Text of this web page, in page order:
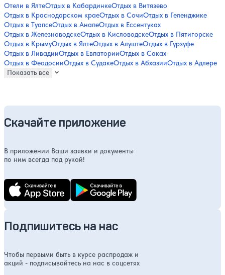
Отели в ЯлтеОтдых в КабардинкеОтдых в Витязево
Отдых в Краснодарском краеОтдых в СочиОтдых в Геленджике
Отдых в ТуапсеОтдых в АнапеОтдых в Ессентуках
Отдых в ЖелезноводскеОтдых в КисловодскеОтдых в Пятигорске
Отдых в КрымуОтдых в ЯлтеОтдых в АлуштеОтдых в Гурзуфе
Отдых в ЛивадииОтдых в ЕвпаторииОтдых в Саках
Отдых в ФеодосииОтдых в СудакеОтдых в АбхазииОтдых в Адлере
Показать все
Скачайте приложение
В приложении Ваши заявки и документы
по ним всегда под рукой!
Подпишитесь на нас
Чтобы первыми быть в курсе распродаж и
акций - подписывайтесь на нас в соцсетях